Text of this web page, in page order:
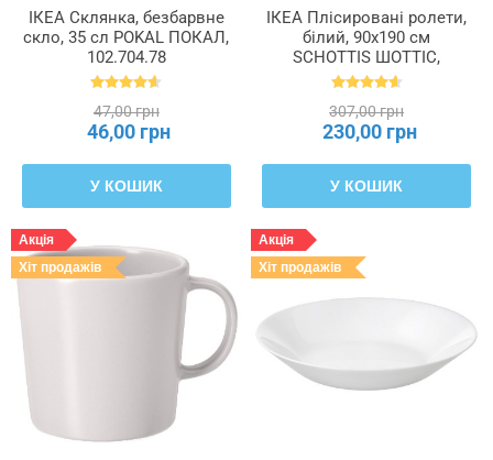
ІКЕА Склянка, безбарвне
скло, 35 сл POKAL ПОКАЛ,
102.704.78
47,00 грн
46,00 грн
У КОШИК
ІКЕА Плісировані ролети,
білий, 90x190 см
SCHOTTIS ШОТТІС,
202.422.82
307,00 грн
230,00 грн
У КОШИК
Акція
Хіт продажів
Акція
Хіт продажів